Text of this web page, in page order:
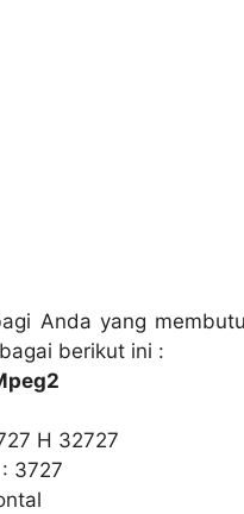
Anda yang
berikut ini :
H 32727
3727